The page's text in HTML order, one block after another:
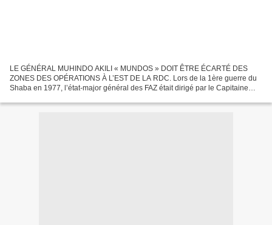
LE GÉNÉRAL MUHINDO AKILI « MUNDOS » DOIT ÊTRE ÉCARTÉ DES
ZONES DES OPÉRATIONS À L’EST DE LA RDC. Lors de la 1ère guerre du
Shaba en 1977, l’état-major général des FAZ était dirigé par le Capitaine